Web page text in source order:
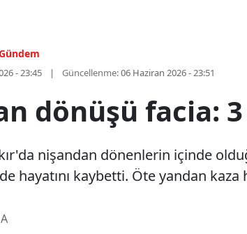
- 23:45 Güncellenme:06 Haziran 2026 - 23:51
dönüşü facia:
nişandan dönenlerin içinde
hayatını kaybetti. Öte yandan